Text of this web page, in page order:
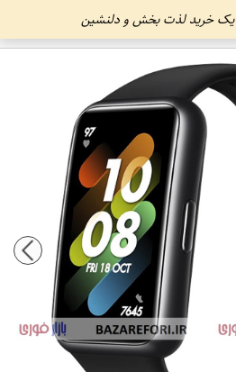
یک خرید لذت بخش و دلنشین